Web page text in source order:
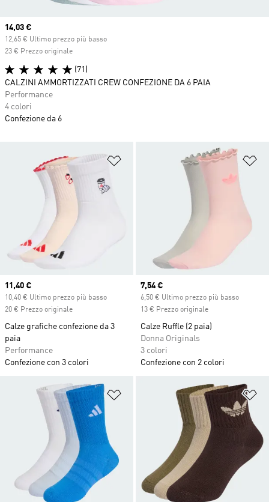
Aggiungi alla lista dei desideri
Current price
11,40 €
10,40 € Ultimo prezzo più basso
20 € Prezzo originale
Calze grafiche confezione da 3
paia
Performance
Confezione con 3 colori
Current price
7,54 €
6,50 € Ultimo prezzo più basso
13 € Prezzo originale
Calze Ruffle (2 paia)
Donna Originals
3 colori
Confezione con 2 colori
Aggiungi alla lista dei desideri
Current price
14,03 €
12,65 € Ultimo prezzo più basso
23 € Prezzo originale
(71)
CALZINI AMMORTIZZATI CREW CONFEZIONE DA 6 PAIA
Performance
4 colori
Confezione da 6